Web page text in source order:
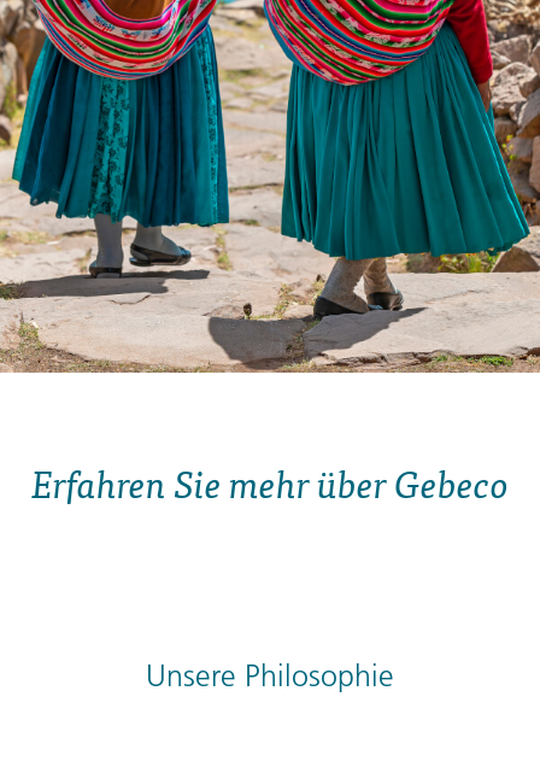
Erfahren Sie mehr über Gebeco
Unsere Philosophie